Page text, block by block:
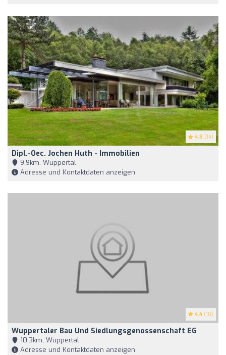
4.8 (14)
Dipl.-Oec. Jochen Huth - Immobilien
9,9km, Wuppertal
Adresse und Kontaktdaten anzeigen
4.4 (10)
Wuppertaler Bau Und Siedlungsgenossenschaft EG
10,3km, Wuppertal
Adresse und Kontaktdaten anzeigen